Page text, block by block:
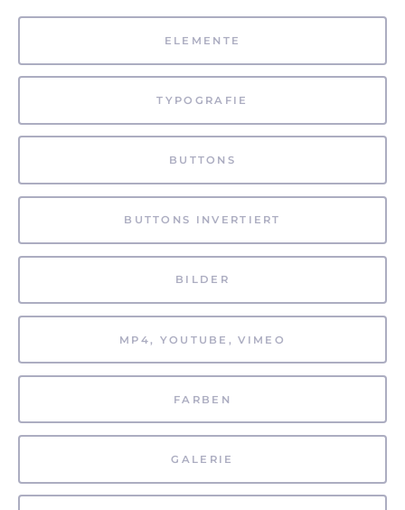
ELEMENTE
TYPOGRAFIE
BUTTONS
BUTTONS INVERTIERT
BILDER
MP4, YOUTUBE, VIMEO
FARBEN
GALERIE